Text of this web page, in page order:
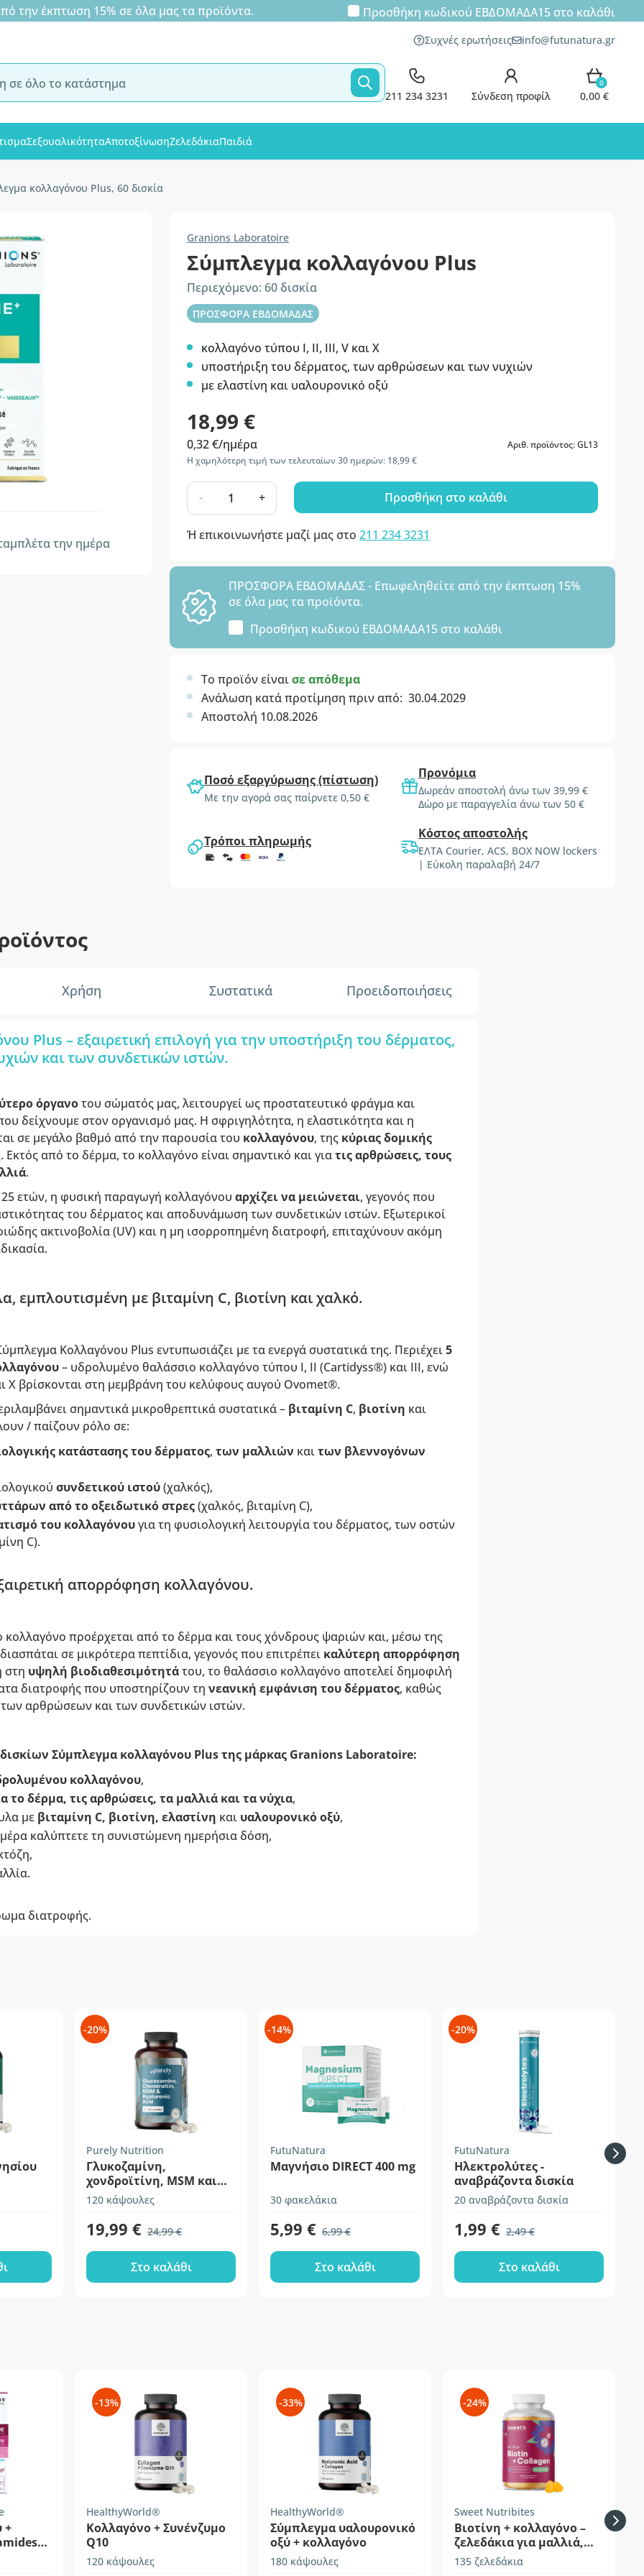
έκπτωση 15% σε όλα μας τα προϊόντα. Προσθήκη κωδικού ΕΒΔΟΜΑΔΑ15στο καλάθι
Συχνές ερωτήσεις info@futunatura.gr
211 234 3231 Σύνδεση προφίλ
0
0,00 €
ΣεξουαλικότηταΑποτοξίνωσηΖελεδάκιαΠαιδιά
κολλαγόνου Plus, 60 δισκία
την ημέρα
Granions Laboratoire
Σύμπλεγμα κολλαγόνου Plus
Περιεχόμενο: 60 δισκία
ΠΡΟΣΦΟΡΑ ΕΒΔΟΜΑΔΑΣ
κολλαγόνο τύπου I, II, III, V και X
υποστήριξη του δέρματος, των αρθρώσεων και των νυχιών
με ελαστίνη και υαλουρονικό οξύ
18,99 €
0,32 €/ημέρα
Αριθ. προϊόντος: GL13
Η χαμηλότερη τιμή των τελευταίων 30 ημερών: 18,99 €
- + Προσθήκη στο καλάθι
Ή επικοινωνήστε μαζί μας στο 211 234 3231
ΠΡΟΣΦΟΡΑ ΕΒΔΟΜΑΔΑΣ - Επωφεληθείτε από την έκπτωση 15%
σε όλα μας τα προϊόντα.
Προσθήκη κωδικού ΕΒΔΟΜΑΔΑ15 στο καλάθι
Το προϊόν είναισε απόθεμα
Ανάλωση κατά προτίμηση πριν από: 30.04.2029
Αποστολή 10.08.2026
Ποσό εξαργύρωσης (πίστωση)
Με την αγορά σας παίρνετε 0,50 €
Προνόμια
Δωρεάν αποστολή άνω των 39,99 €
Δώρο με παραγγελία άνω των 50 €
Τρόποι πληρωμής Κόστος αποστολής
ΕΛΤΑ Courier, ACS, BOX NOW lockers
| Εύκολη παραλαβή 24/7
Χρήση Συστατικά Προειδοποιήσεις
Plus – εξαιρετική επιλογή για την υποστήριξη του δέρματος,
και των συνδετικών ιστών.
όργανοτου σώματός μας, λειτουργεί ως προστατευτικό φράγμα και
δείχνουμε στον οργανισμό μας. Η σφριγηλότητα, η ελαστικότητα και η
σε μεγάλο βαθμό από την παρουσία του κολλαγόνου, της κύριας δομικής
από το δέρμα, το κολλαγόνο είναι σημαντικό και γιατις αρθρώσεις, τους
.
ετών, η φυσική παραγωγή κολλαγόνου αρχίζει να μειώνεται, γεγονός που
του δέρματος και αποδυνάμωση των συνδετικών ιστών. Εξωτερικοί
ακτινοβολία (UV) και η μη ισορροπημένη διατροφή, επιταχύνουν ακόμη
εμπλουτισμένη με βιταμίνη C, βιοτίνη και χαλκό.
Κολλαγόνου Plus εντυπωσιάζει με τα ενεργά συστατικά της. Περιέχει5
– υδρολυμένο θαλάσσιο κολλαγόνο τύπου I, II (Cartidyss®) και III, ενώ
X βρίσκονται στη μεμβράνη του κελύφους αυγού Ovomet®.
σημαντικά μικροθρεπτικά συστατικά – βιταμίνη C, βιοτίνη και
/ παίζουν ρόλο σε:
κατάστασης του δέρματος, των μαλλιών καιτων βλεννογόνων
συνδετικού ιστού(χαλκός),
από το οξειδωτικό στρες(χαλκός, βιταμίνη C),
του κολλαγόνουγια τη φυσιολογική λειτουργία του δέρματος, των οστών
C).
απορρόφηση κολλαγόνου.
προέρχεται από το δέρμα και τους χόνδρους ψαριών και, μέσω της
σε μικρότερα πεπτίδια, γεγονός που επιτρέπει καλύτερη απορρόφηση
στη υψηλή βιοδιαθεσιμότητάτου, το θαλάσσιο κολλαγόνο αποτελεί δημοφιλή
διατροφής που υποστηρίζουν τη νεανική εμφάνιση του δέρματος, καθώς
των αρθρώσεων και των συνδετικών ιστών.
Σύμπλεγμα κολλαγόνου Plus της μάρκας Granions Laboratoire:
κολλαγόνου,
το δέρμα, τις αρθρώσεις, τα μαλλιά και τα νύχια,
με βιταμίνη C, βιοτίνη, ελαστίνη και υαλουρονικό οξύ,
καλύπτετε τη συνιστώμενη ημερήσια δόση,
διατροφής.
-20%
Purely Nutrition
Γλυκοζαμίνη,
χονδροϊτίνη, MSM και
υαλουρονικό οξύ
120 κάψουλες
19,99 € 24,99 €
Στο καλάθι
-14%
FutuNatura
Μαγνήσιο DIRECT 400 mg
30 φακελάκια
5,99 € 6,99 €
Στο καλάθι
-20%
FutuNatura
Ηλεκτρολύτες -
αναβράζοντα δισκία
20 αναβράζοντα δισκία
1,99 € 2,49 €
Στο καλάθι
+
-13%
HealthyWorld®
Κολλαγόνο + Συνένζυμο
Q10
120 κάψουλες
-33%
HealthyWorld®
Σύμπλεγμα υαλουρονικό
οξύ + κολλαγόνο
180 κάψουλες
-24%
Sweet Nutribites
Βιοτίνη + κολλαγόνο –
ζελεδάκια για μαλλιά,
δέρμα και νύχια
135 ζελεδάκια